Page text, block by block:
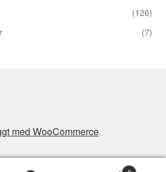
(126)
(7)
med WooCommerce.